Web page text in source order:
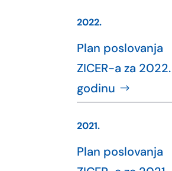
2022.
Plan poslovanja
ZICER-a za 2022.
godinu
2021.
Plan poslovanja